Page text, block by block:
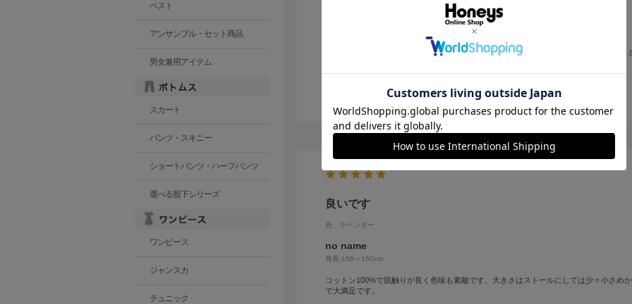
ぽっちゃり 年代:50代後半
24.0cm
試しに巻いてみたら、糸くずというかケバ？が沢山付きました。一度洗ってから使お
良いです
色：ラベンダー
no name
身長:156～160cm
コットン100%で肌触りが良く色味も素敵です。大きさはストールにしては少々小さめ
で大満足です。
ベスト
アンサンブル・セット商品
男女兼用アイテム
スカート
パンツ・スキニー
ショートパンツ・ハーフパンツ
選べる股下シリーズ
ワンピース
ジャンスカ
チュニック